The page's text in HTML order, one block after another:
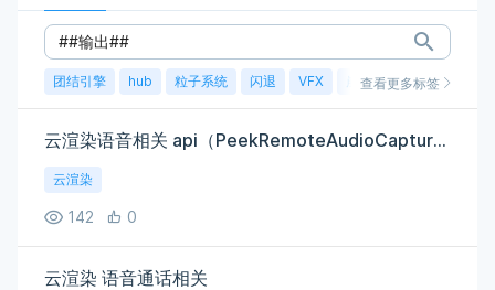
团结引擎 hub 粒子系统 闪退 VFX 崩溃 账号 渲染
查看更多标签
云渲染语音相关 api（PeekRemoteAudioCapture ）有问题
云渲染
142 0
云渲染 语音通话相关